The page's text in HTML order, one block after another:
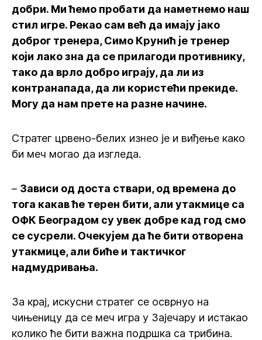
добри. Ми ћемо пробати да наметнемо наш
стил игре. Рекао сам већ да имају јако
доброг тренера, Симо Крунић је тренер
који лако зна да се прилагоди противнику,
тако да врло добро играју, да ли из
контранапада, да ли користећи прекиде.
Могу да нам прете на разне начине.
Стратег црвено-белих изнео је и виђење како
би меч могао да изгледа.
– Зависи од доста ствари, од времена до
тога какав ће терен бити, али утакмице са
ОФК Београдом су увек добре кад год смо
се сусрели. Очекујем да ће бити отворена
утакмице, али биће и тактичког
надмудривања.
За крај, искусни стратег се осврнуо на
чињеницу да се меч игра у Зајечару и истакао
колико ће бити важна подршка са трибина.